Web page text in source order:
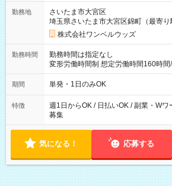
勤務地
さいたま市大宮区
埼玉県さいたま市大宮区錦町（最寄り
株式会社ワンベルウッズ
勤務時間
勤務時間は指定なし
変形労働時間制 想定労働時間160時間/月 【シフト例】 ・8
～21：00
期間 単発・1日のみOK
特徴
週1日からOK / 日払いOK / 副業・W
募集
気になる！ 応募する